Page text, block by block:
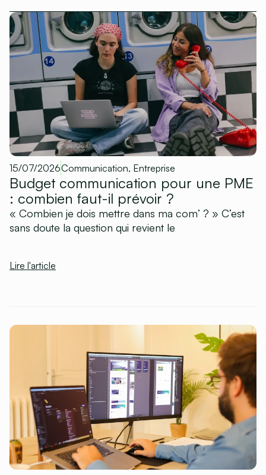
15/07/2026Communication, Entreprise
Budget communication pour une PME
: combien faut-il prévoir ?
« Combien je dois mettre dans ma com’ ? » C’est
sans doute la question qui revient le
Lire l'article